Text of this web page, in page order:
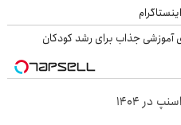
آموزشی جذاب برای رشد کودکان
در ۱۴۰۴